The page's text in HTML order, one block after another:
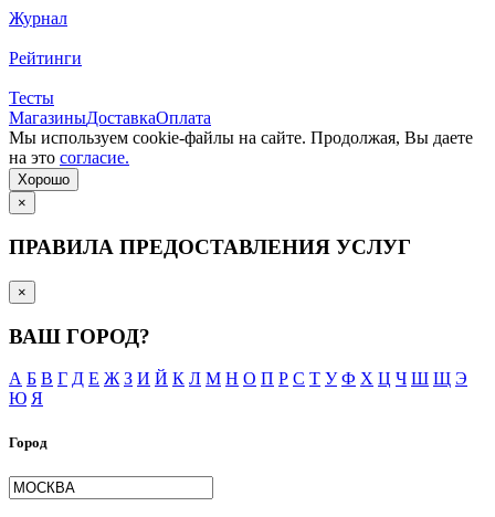
Журнал
Рейтинги
Тесты
МагазиныДоставкаОплата
Мы используем cookie-файлы на сайте. Продолжая, Вы даете
на это согласие.
Хорошо
×
ПРАВИЛА ПРЕДОСТАВЛЕНИЯ УСЛУГ
×
ВАШ ГОРОД?
А Б В Г Д Е Ж З И Й К Л М Н О П Р С Т У Ф Х Ц Ч Ш Щ Э
Ю Я
Город